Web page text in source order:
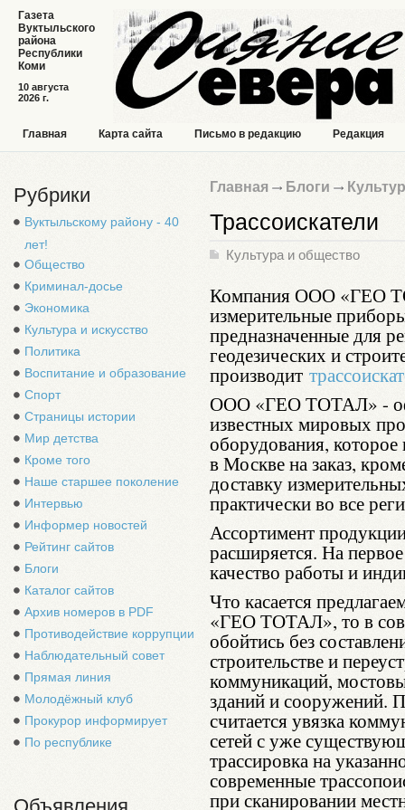
10 августа
2026 г.
Газета
Вуктыльского
района
Республики
Коми
Главная Карта сайта Письмо в редакцию Редакция
Рубрики
Вуктыльскому району - 40
лет!
Общество
Криминал-досье
Экономика
Культура и искусство
Политика
Воспитание и образование
Спорт
Страницы истории
Мир детства
Кроме того
Наше старшее поколение
Интервью
Информер новостей
Рейтинг сайтов
Блоги
Каталог сайтов
Архив номеров в PDF
Противодействие коррупции
Наблюдательный совет
Прямая линия
Молодёжный клуб
Прокурор информирует
По республике
Главная Блоги
Трассоискатели
Культура и общество
Компания ООО «ГЕО
измерительные
предназначенные для
геодезических и
производит
ООО «ГЕО ТОТАЛ» -
известных мировых
оборудования, которое
в Москве на заказ,
доставку
практически во все
Ассортимент
расширяется. На
качество работы и
Что касается
«ГЕО ТОТАЛ», то в
обойтись без
строительстве и
коммуникаций,
зданий и сооружений.
считается увязка
сетей с уже
трассировка на
современные
при сканировании